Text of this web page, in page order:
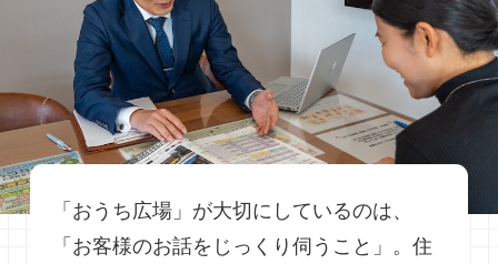
「おうち広場」が大切にしているのは、
「お客様のお話をじっくり伺うこと」。住